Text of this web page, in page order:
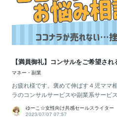
【満員御礼】コンサルをご希望され
マネー・副業
お疲れ様です。褒めて伸ばす４児ママ
ラのコンサルサービスや副業系サービ
ゆーこ☆女性向け共感セールスライター
2023/07/07 07:57